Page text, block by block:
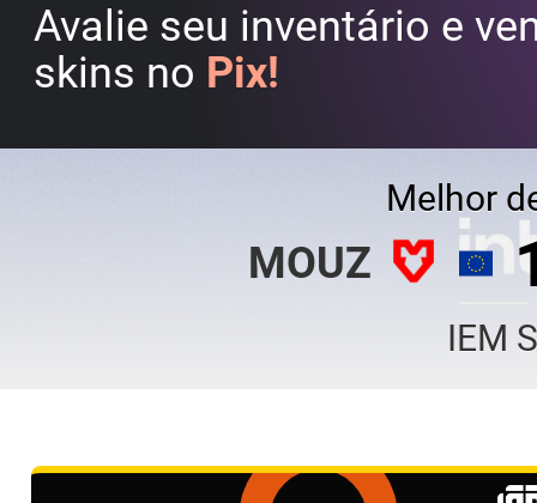
Avalie seu inventário e
skins no Pix!
Melhor
MOUZ
IEM